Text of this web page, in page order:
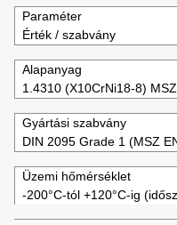
Paraméter
Érték / szabvány
Alapanyag
1.4310 (X10CrNi18-8)
Gyártási szabvány
DIN 2095 Grade 1 (MSZ
Üzemi hőmérséklet
-200°C-tól +120°C-ig